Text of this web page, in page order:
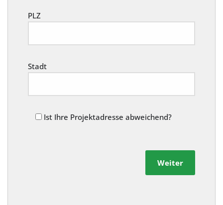
PLZ
Stadt
Ist Ihre Projektadresse abweichend?
Weiter